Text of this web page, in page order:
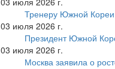
Тренеру Южной Кореи
03 июля 2026 г.
Президент Южной
03 июля 2026 г.
Москва заявила о